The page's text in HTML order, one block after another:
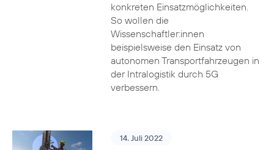
konkreten Einsatzmöglichkeiten.
So wollen die
Wissenschaftler:innen
beispielsweise den Einsatz von
autonomen Transportfahrzeugen in
der Intralogistik durch 5G
verbessern.
14. Juli 2022